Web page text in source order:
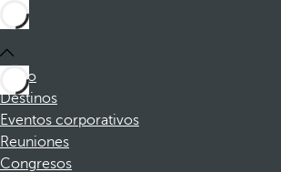
Inicio
Destinos
Eventos corporativos
Reuniones
Congresos